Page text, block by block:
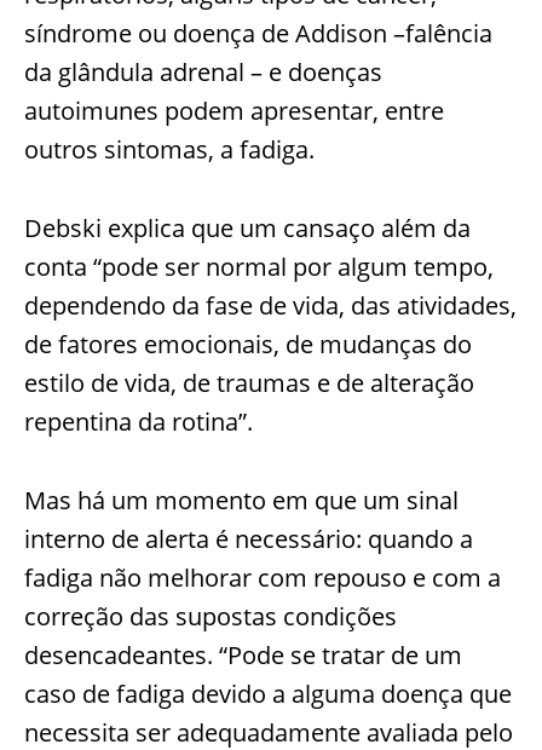
síndrome ou doença de Addison –falência
da glândula adrenal – e doenças
autoimunes podem apresentar, entre
outros sintomas, a fadiga.
Debski explica que um cansaço além da
conta “pode ser normal por algum tempo,
dependendo da fase de vida, das atividades,
de fatores emocionais, de mudanças do
estilo de vida, de traumas e de alteração
repentina da rotina”.
Mas há um momento em que um sinal
interno de alerta é necessário: quando a
fadiga não melhorar com repouso e com a
correção das supostas condições
desencadeantes. “Pode se tratar de um
caso de fadiga devido a alguma doença que
necessita ser adequadamente avaliada pelo